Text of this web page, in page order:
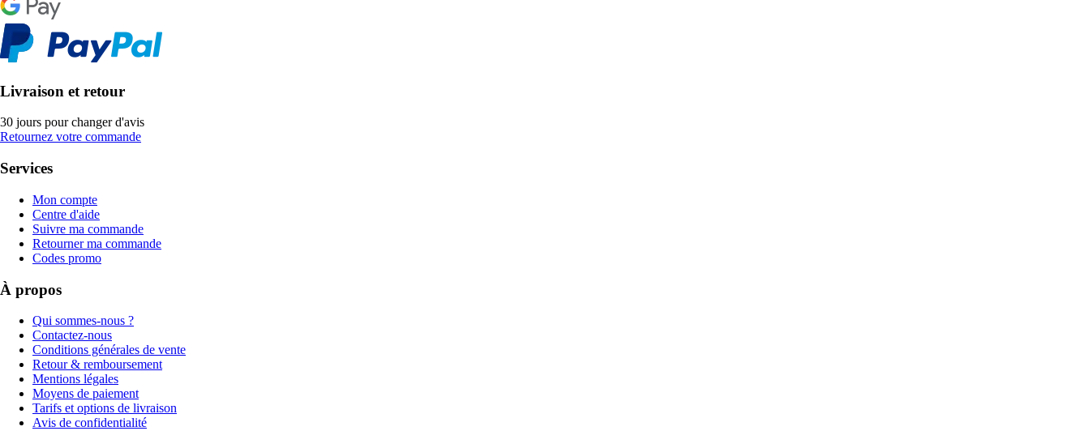
Livraison et retour
30 jours pour changer d'avis
Retournez votre commande
Services
Mon compte
Centre d'aide
Suivre ma commande
Retourner ma commande
Codes promo
À propos
Qui sommes-nous ?
Contactez-nous
Conditions générales de vente
Retour & remboursement
Mentions légales
Moyens de paiement
Tarifs et options de livraison
Avis de confidentialité